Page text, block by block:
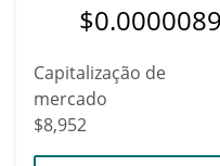
$
Capitalização de
mercado
$8,952